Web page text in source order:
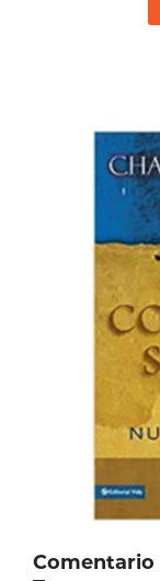
Comentario